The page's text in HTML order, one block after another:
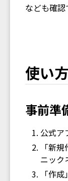
なども確認
使い方
事前準
公式ア
「新
ニック
「作